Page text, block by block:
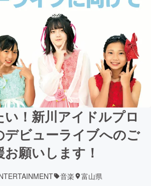
！新川アイドルプロ
デビューライブへのご
お願いします！
音楽 富山県